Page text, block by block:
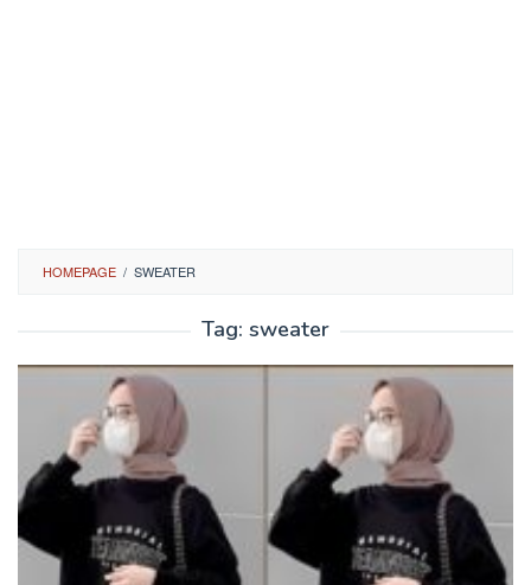
HOMEPAGE / SWEATER
Tag: sweater